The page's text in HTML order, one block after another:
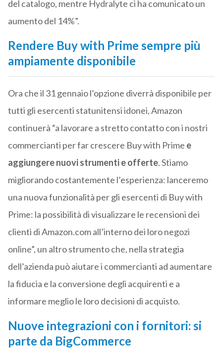
del catalogo, mentre Hydralyte ci ha comunicato un
aumento del 14%”.
Rendere Buy with Prime sempre più
ampiamente disponibile
Ora che il 31 gennaio l’opzione diverrà disponibile per
tutti gli esercenti statunitensi idonei, Amazon
continuerà “a lavorare a stretto contatto con i nostri
commercianti per far crescere Buy with Prime e
aggiungere nuovi strumenti e offerte. Stiamo
migliorando costantemente l’esperienza: lanceremo
una nuova funzionalità per gli esercenti di Buy with
Prime: la possibilità di visualizzare le recensioni dei
clienti di Amazon.com all’interno dei loro negozi
online”, un altro strumento che, nella strategia
dell’azienda può aiutare i commercianti ad aumentare
la fiducia e la conversione degli acquirenti e a
informare meglio le loro decisioni di acquisto.
Nuove integrazioni con i fornitori: si
parte da BigCommerce